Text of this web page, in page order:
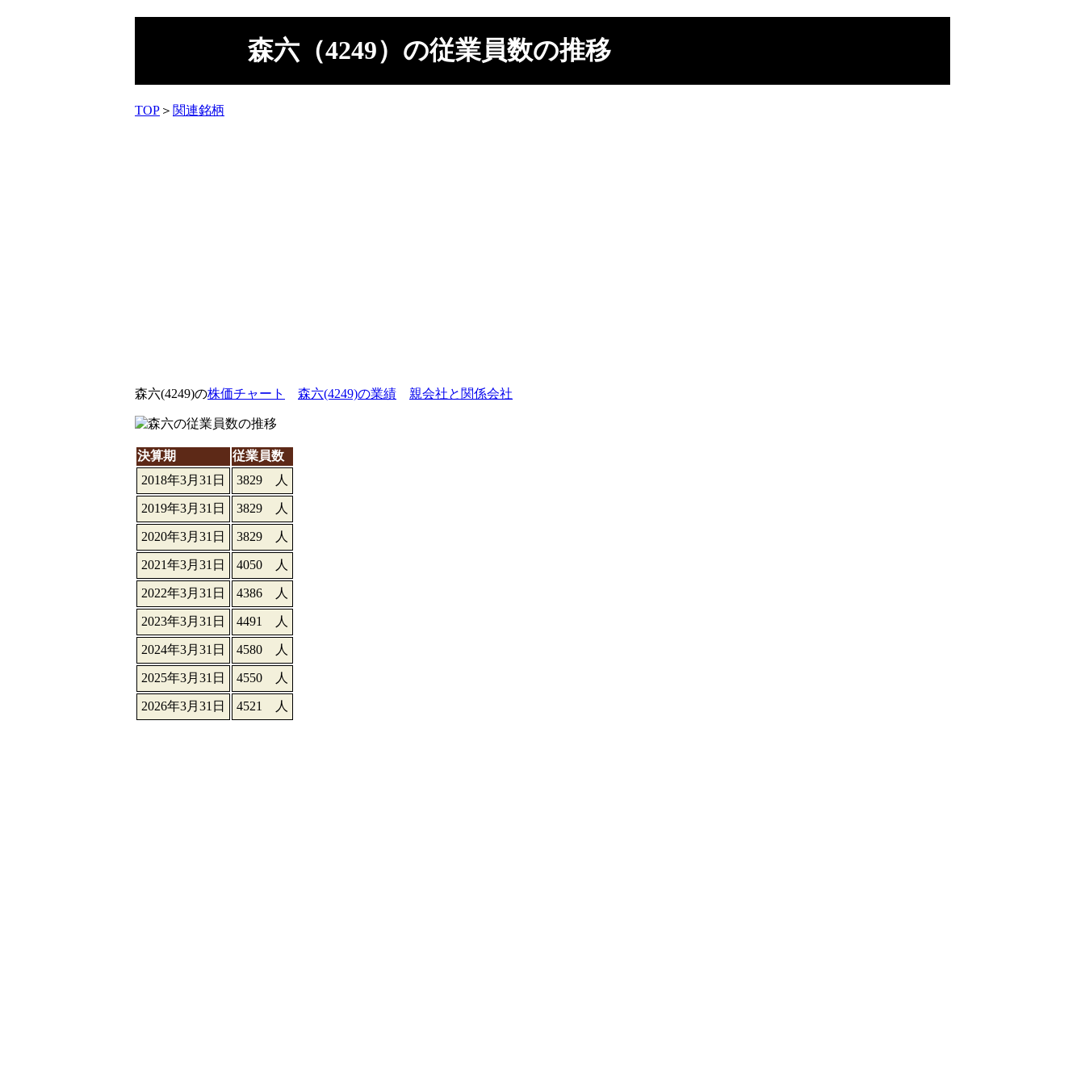
森六（4249）の従業員数の推移
TOP ＞ 関連銘柄
森六(4249)の株価チャート 森六(4249)の業績 親会社と関係会社
決算期
従業員数
2018年3月31日
3829 人
2019年3月31日 3829 人
2020年3月31日 3829 人
2021年3月31日 4050 人
2022年3月31日 4386 人
2023年3月31日 4491 人
2024年3月31日 4580 人
2025年3月31日 4550 人
2026年3月31日 4521 人